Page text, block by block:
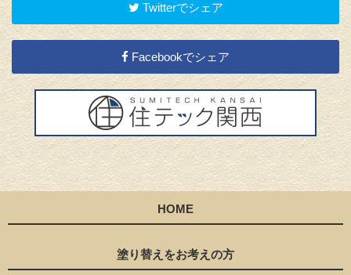
Twitterでシェア
Facebookでシェア
HOME
塗り替えをお考えの方